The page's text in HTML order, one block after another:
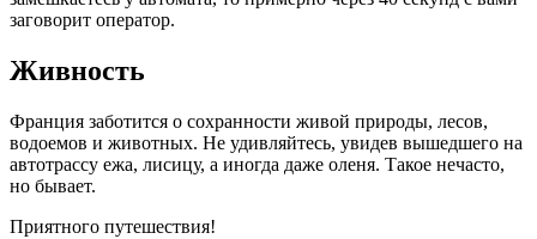
заговорит оператор.
Живность
Франция заботится о сохранности живой природы, лесов,
водоемов и животных. Не удивляйтесь, увидев вышедшего на
автотрассу ежа, лисицу, а иногда даже оленя. Такое нечасто,
но бывает.
Приятного путешествия!